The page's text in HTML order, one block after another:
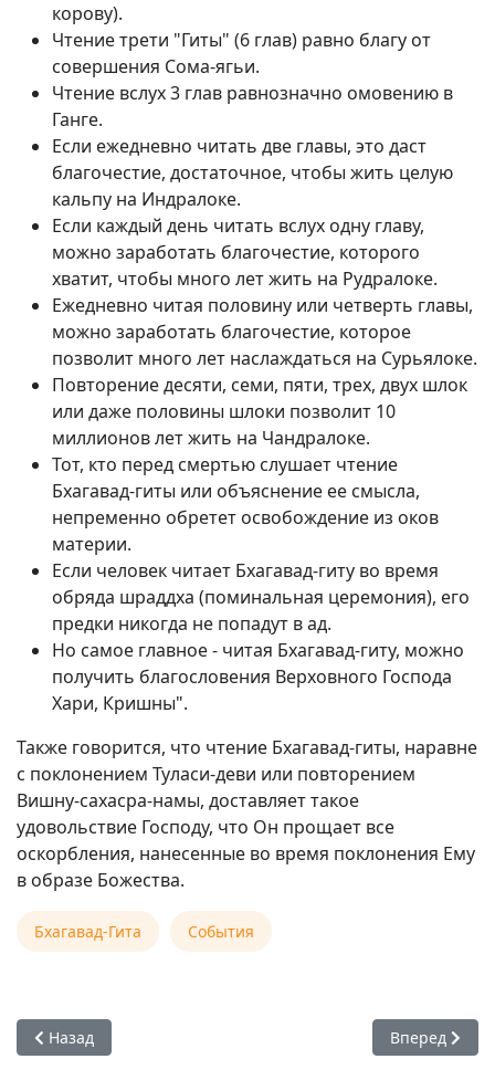
корову).
Чтение трети "Гиты" (6 глав) равно благу от
совершения Сома-ягьи.
Чтение вслух 3 глав равнозначно омовению в
Ганге.
Если ежедневно читать две главы, это даст
благочестие, достаточное, чтобы жить целую
кальпу на Индралоке.
Если каждый день читать вслух одну главу,
можно заработать благочестие, которого
хватит, чтобы много лет жить на Рудралоке.
Ежедневно читая половину или четверть главы,
можно заработать благочестие, которое
позволит много лет наслаждаться на Сурьялоке.
Повторение десяти, семи, пяти, трех, двух шлок
или даже половины шлоки позволит 10
миллионов лет жить на Чандралоке.
Тот, кто перед смертью слушает чтение
Бхагавад-гиты или объяснение ее смысла,
непременно обретет освобождение из оков
материи.
Если человек читает Бхагавад-гиту во время
обряда шраддха (поминальная церемония), его
предки никогда не попадут в ад.
Но самое главное - читая Бхагавад-гиту, можно
получить благословения Верховного Господа
Хари, Кришны".
Также говорится, что чтение Бхагавад-гиты, наравне
с поклонением Туласи-деви или повторением
Вишну-сахасра-намы, доставляет такое
удовольствие Господу, что Он прощает все
оскорбления, нанесенные во время поклонения Ему
в образе Божества.
Бхагавад-Гита События
Предыдущий: Е.С. Бхакти Вигьяна Госвами — Что такое
Назад Следующий:
Вперед